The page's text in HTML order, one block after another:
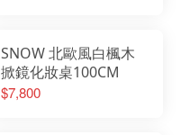
SNOW 北歐風白楓木
掀鏡化妝桌100CM
$7,800